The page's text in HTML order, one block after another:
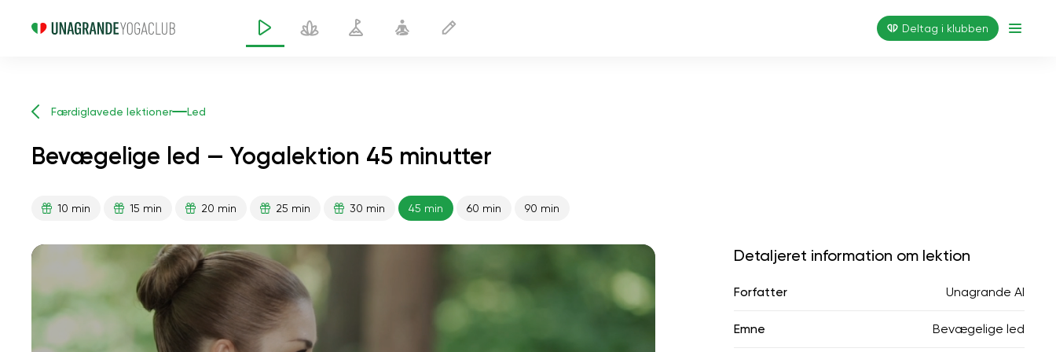
Deltag i klubben
Færdiglavede lektioner Led
Bevægelige led — Yogalektion 45 minutter
10 min 15 min 20 min 25 min 30 min 45 min 60 min 90 min
Detaljeret information om lektion
Forfatter Unagrande AI
Emne Bevægelige led